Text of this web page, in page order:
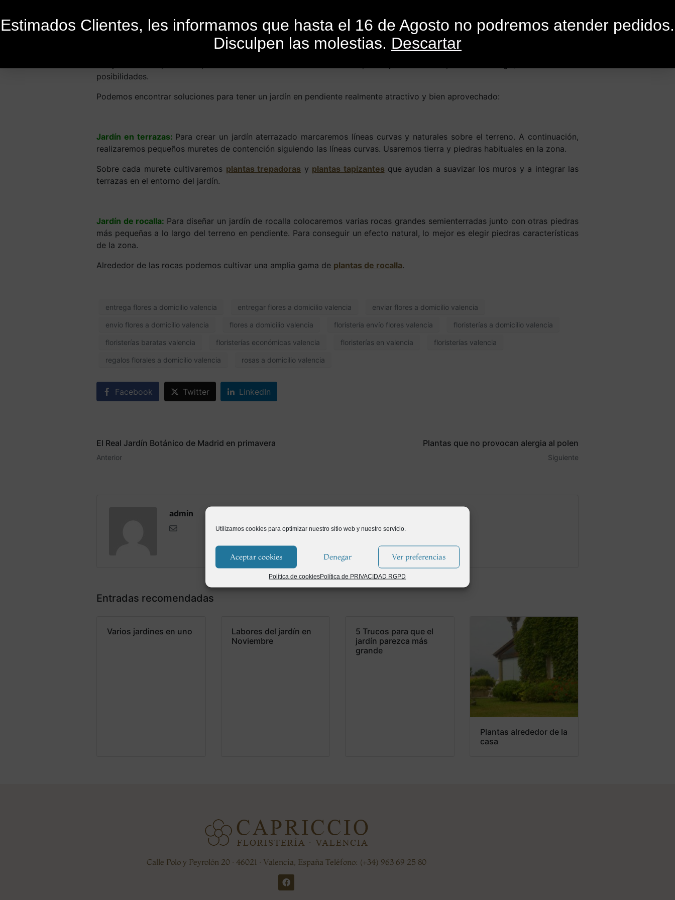
Utilizamos cookies para optimizar nuestro sitio web y nuestro servicio.
Aceptar cookies Denegar Ver preferencias
Política de cookiesPolítica de PRIVACIDAD RGPD
Estimados Clientes, les informamos que hasta el 16 de Agosto no podremos atender pedidos.
Disculpen las molestias. Descartar
PorSandroMele En Actualidad,Consejos , Cursos Libros,Revistas
posibilidades.
Podemos encontrar soluciones para tener un jardín en pendiente realmente atractivo y bien aprovechado:
Jardín en terrazas: Para crear un jardín aterrazado marcaremos líneas curvas y naturales sobre el terreno. A continuación,
realizaremos pequeños muretes de contención siguiendo las líneas curvas. Usaremos tierra y piedras habituales en la zona.
Sobre cada murete cultivaremos plantas trepadoras y plantas tapizantes que ayudan a suavizar los muros y a integrar las
terrazas en el entorno del jardín.
Jardín de rocalla: Para diseñar un jardín de rocalla colocaremos varias rocas grandes semienterradas junto con otras piedras
más pequeñas a lo largo del terreno en pendiente. Para conseguir un efecto natural, lo mejor es elegir piedras características
de la zona.
Alrededor de las rocas podemos cultivar una amplia gama de plantas de rocalla.
entrega flores a domicilio valencia entregar flores a domicilio valencia enviar flores a domicilio valencia
envío flores a domicilio valencia flores a domicilio valencia floristería envío flores valencia floristerías a domicilio valencia
floristerías baratas valencia floristerías económicas valencia floristerías en valencia floristerías valencia
regalos florales a domicilio valencia rosas a domicilio valencia
Facebook Twitter LinkedIn
El Real Jardín Botánico de Madrid en primavera
Anterior
Plantas que no provocan alergia al polen
Siguiente
admin
Entradas recomendadas
Varios jardines en uno
Labores del jardín en
Noviembre
5 Trucos para que el
jardín parezca más
grande
Plantas alrededor de la
casa
Calle Polo y Peyrolón 20 · 46021 · Valencia, España Teléfono: (+34) 963 69 25 80